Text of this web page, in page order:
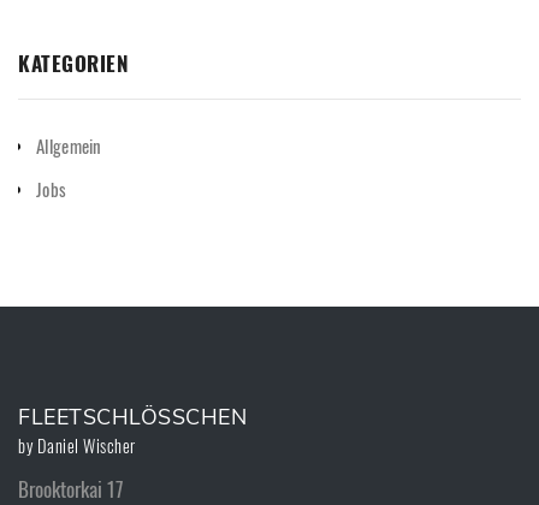
KATEGORIEN
Allgemein
Jobs
FLEETSCHLÖSSCHEN
Brooktorkai 17